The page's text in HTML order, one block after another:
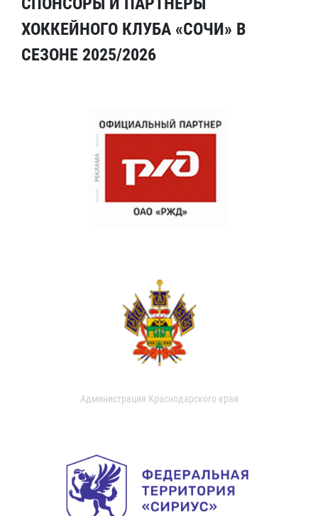
ХОККЕЙНОГО КЛУБА «СОЧИ» В
СЕЗОНЕ 2025/2026
Администрация Краснодарского края